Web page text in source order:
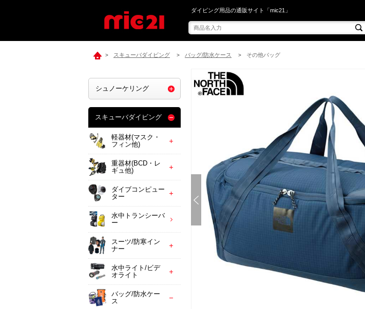
mic21で[ THE NORTH FACE（ザ ノース フェイス） ]
ダイビング用品の通販サイト「mic21」
> スキューバダイビング > バッグ/防水ケース > その他バッグ
シュノーケリング
スキューバダイビング
軽器材(マスク・
フィン他)
重器材(BCD・レ
ギュ他)
ダイブコンピュー
ター
水中トランシーバ
ー
スーツ/防寒イン
ナー
水中ライト/ビデ
オライト
バッグ/防水ケー
ス